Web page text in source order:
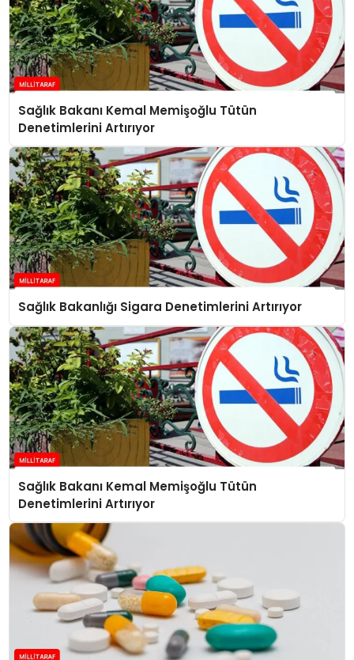
Sağlık Bakanı Kemal Memişoğlu Tütün
Denetimlerini Artırıyor
Sağlık Bakanlığı Sigara Denetimlerini Artırıyor
Sağlık Bakanı Kemal Memişoğlu Tütün
Denetimlerini Artırıyor